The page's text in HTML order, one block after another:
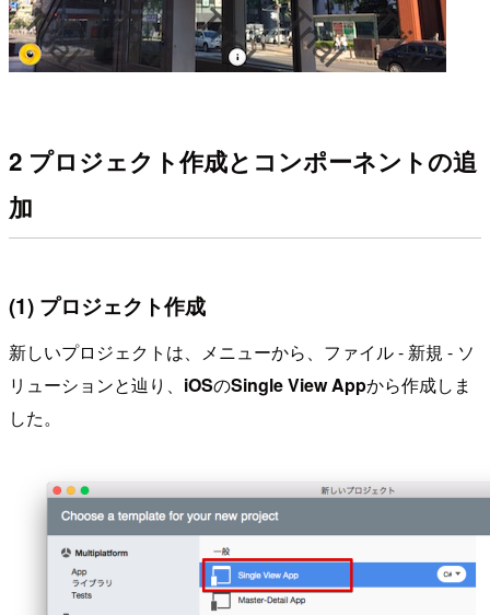
2 プロジェクト作成とコンポーネントの追
加
(1) プロジェクト作成
新しいプロジェクトは、メニューから、ファイル - 新規 - ソ
リューションと辿り、 iOSのSingle View Appから作成しま
した。